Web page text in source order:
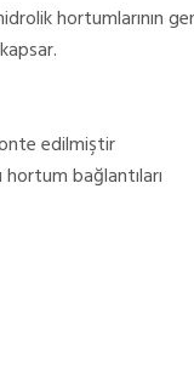
hortumlarının
edilmiştir
bağlantıları